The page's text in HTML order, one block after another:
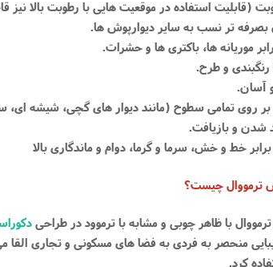
ترمووال چیست؟
با ظاهر چوبی و مشابه با ترموود در طراحی
منحصر به فردی به فضا های مسکونی و تجاری القا
کرد.